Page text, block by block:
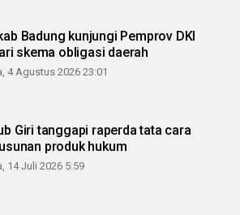
Badung kunjungi Pemprov DKI
skema obligasi daerah
4 Agustus 2026 23:01
Giri tanggapi raperda tata cara
produk hukum
14 Juli 2026 5:59